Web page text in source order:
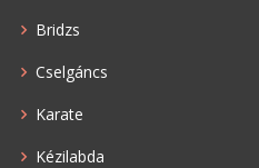
Bridzs
Cselgáncs
Karate
Kézilabda